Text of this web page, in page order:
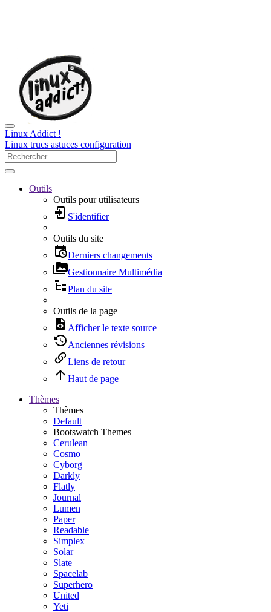
Linux Addict !
Linux trucs astuces configuration
Outils
Outils pour utilisateurs
S'identifier
Outils du site
Derniers changements
Gestionnaire Multimédia
Plan du site
Outils de la page
Afficher le texte source
Anciennes révisions
Liens de retour
Haut de page
Thèmes
Thèmes
Default
Bootswatch Themes
Cerulean
Cosmo
Cyborg
Darkly
Flatly
Journal
Lumen
Paper
Readable
Simplex
Solar
Slate
Spacelab
Superhero
United
Yeti